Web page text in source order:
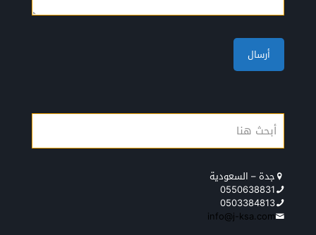
جدة – السعودية
0550638831
0503384813
info@j-ksa.com